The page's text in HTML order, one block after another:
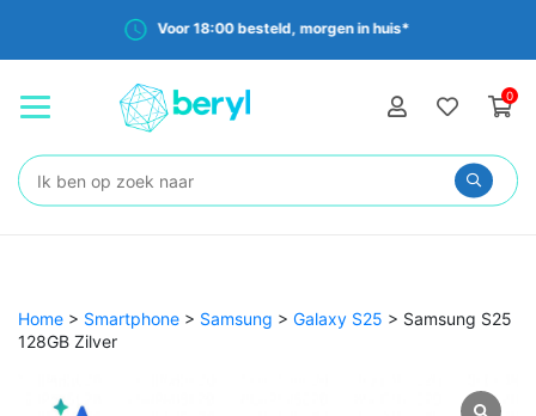
Gratis verzending vanaf €35,-
0
Zoeken:
Home > Smartphone > Samsung > Galaxy S25 > Samsung S25
128GB Zilver